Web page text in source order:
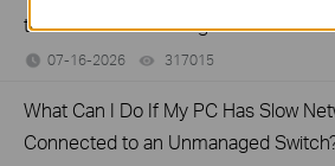
to a TP-Link Unmanaged Switch?
07-16-2026 317015
What Can I Do If My PC Has Slow
Connected to an Unmanaged